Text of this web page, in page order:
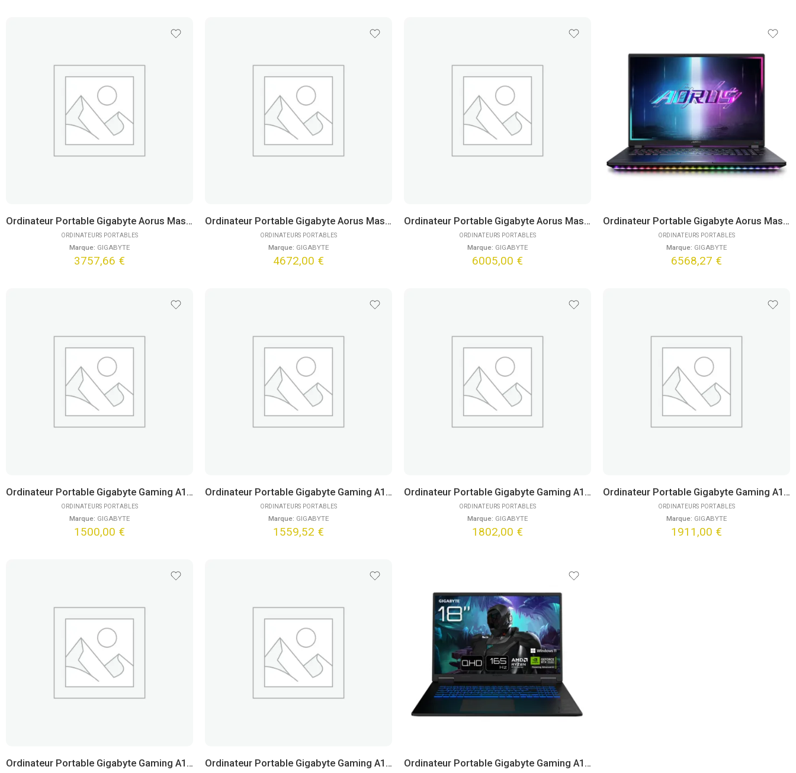
ORDINATEURS PORTABLES
Marque: GIGABYTE
Ordinateur Portable Gigabyte Aorus Master 16 BXHC4FRE64SP (16″) Win11 Pro
3757,66 €
ORDINATEURS PORTABLES
Marque: GIGABYTE
Ordinateur Portable Gigabyte Aorus Master 16 BYHC5FRE65SP (16″) Win11 Pro
4672,00 €
ORDINATEURS PORTABLES
Marque: GIGABYTE
Ordinateur Portable Gigabyte Aorus Master 16 BZHC6FRE65SP (16″) Win11 Pro
6005,00 €
ORDINATEURS PORTABLES
Marque: GIGABYTE
Ordinateur Portable Gigabyte Aorus Master 18 AM8 BZH (18″) Win11 Pro
6568,27 €
ORDINATEURS PORTABLES
Marque: GIGABYTE
Ordinateur Portable Gigabyte Gaming A16 CTHH3FR893SH (16″)
1500,00 €
ORDINATEURS PORTABLES
Marque: GIGABYTE
Ordinateur Portable Gigabyte Gaming A16 CTHI3FR894SH (16″)
1559,52 €
ORDINATEURS PORTABLES
Marque: GIGABYTE
Ordinateur Portable Gigabyte Gaming A16 CVHI3FR894SH (16″)
1802,00 €
ORDINATEURS PORTABLES
Marque: GIGABYTE
Ordinateur Portable Gigabyte Gaming A16 CWHI3FR894SH (16″)
1911,00 €
Ordinateur Portable Gigabyte Gaming A16 Pro DXHG4FRCC4SH (16″) Ordinateur Portable Gigabyte Gaming A16 Pro DYHG5FRCC4SH (16″) Ordinateur Portable Gigabyte Gaming A18 3VHK3FRC64SH (18″) Win11 Pro